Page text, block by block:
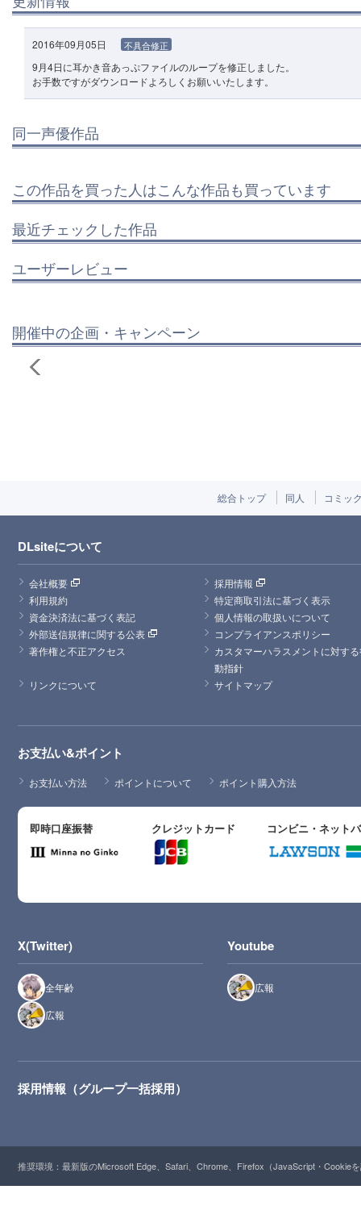
2016年09月05日 不具合修正
9月4日に耳かき音あっぷファイルのループを修正しました。
お手数ですがダウンロードよろしくお願いいたします。
同一声優作品
この作品を買った人はこんな作品も買っています
最近チェックした作品
ユーザーレビュー
開催中の企画・キャンペーン
総合トップ 同人 コミッ
DLsiteについて
会社概要
採用情報
利用規約
特定商取引法に基づく表示
資金決済法に基づく表記
個人情報の取扱いについて
外部送信規律に関する公表
コンプライアンスポリシー
著作権と不正アクセス
カスタマーハラスメントに対す
動指針
リンクについて
サイトマップ
お支払い&ポイント
お支払い方法 ポイントについて ポイント購入方法
即時口座振替 クレジットカード コンビニ・ネット
X(Twitter)
全年齢
広報
Youtube
広報
採用情報（グループ一括採用）
推奨環境：最新版のMicrosoft Edge、Safari、Chrome、Firefox（JavaScript・Cookie